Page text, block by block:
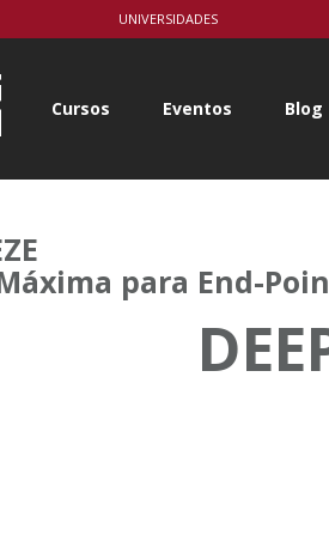
UNIVERSIDADES
Cursos Eventos Blog
para End-